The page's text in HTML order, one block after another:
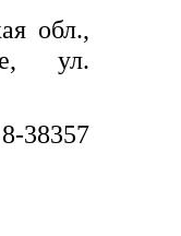
обл.,
ул.
38357